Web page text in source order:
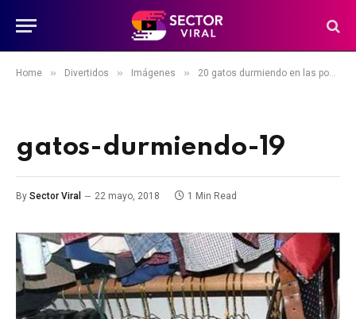
Home » Divertidos » Imágenes » 20 gatos durmiendo en las posturas y poses más adorables
gatos-durmiendo-19
By Sector Viral 22 mayo, 2018 1 Min Read